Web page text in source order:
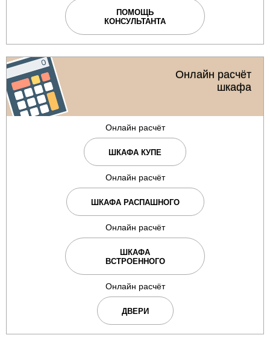
ПОМОЩЬ
КОНСУЛЬТАНТА
Онлайн расчёт
шкафа
Онлайн расчёт
ШКАФА КУПЕ
Онлайн расчёт
ШКАФА РАСПАШНОГО
Онлайн расчёт
ШКАФА
ВСТРОЕННОГО
Онлайн расчёт
ДВЕРИ